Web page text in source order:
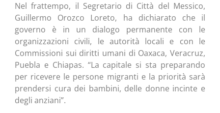
Nel frattempo, il Segretario di Città del Messico,
Guillermo Orozco Loreto, ha dichiarato che il
governo è in un dialogo permanente con le
organizzazioni civili, le autorità locali e con le
Commissioni sui diritti umani di Oaxaca, Veracruz,
Puebla e Chiapas. “La capitale si sta preparando
per ricevere le persone migranti e la priorità sarà
prendersi cura dei bambini, delle donne incinte e
degli anziani”.